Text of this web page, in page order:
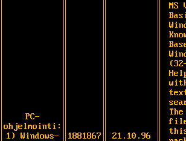
PC-
ohjelmointi:
1) Windows-
1881867 21.10.96